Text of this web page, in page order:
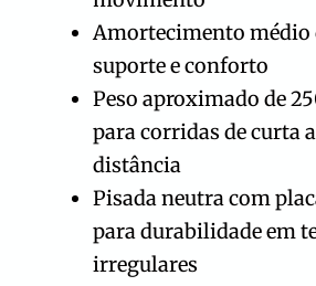
Amortecimento médio
suporte e conforto
Peso aproximado de
para corridas de curta
distância
Pisada neutra com
para durabilidade em
irregulares